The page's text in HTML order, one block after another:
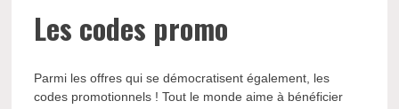
Les codes promo
Parmi les offres qui se démocratisent également, les
codes promotionnels ! Tout le monde aime à bénéficier